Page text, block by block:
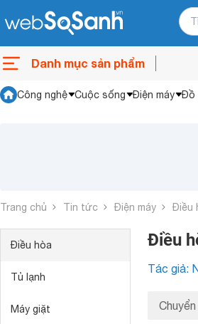
Danh mục sản phẩm
Công nghệ Cuộc sống Điện máy Đồ
Trang chủ Tin tức Điện máy Điều
Điều hòa
Tủ lạnh
Máy giặt
Điều
Tác giả: